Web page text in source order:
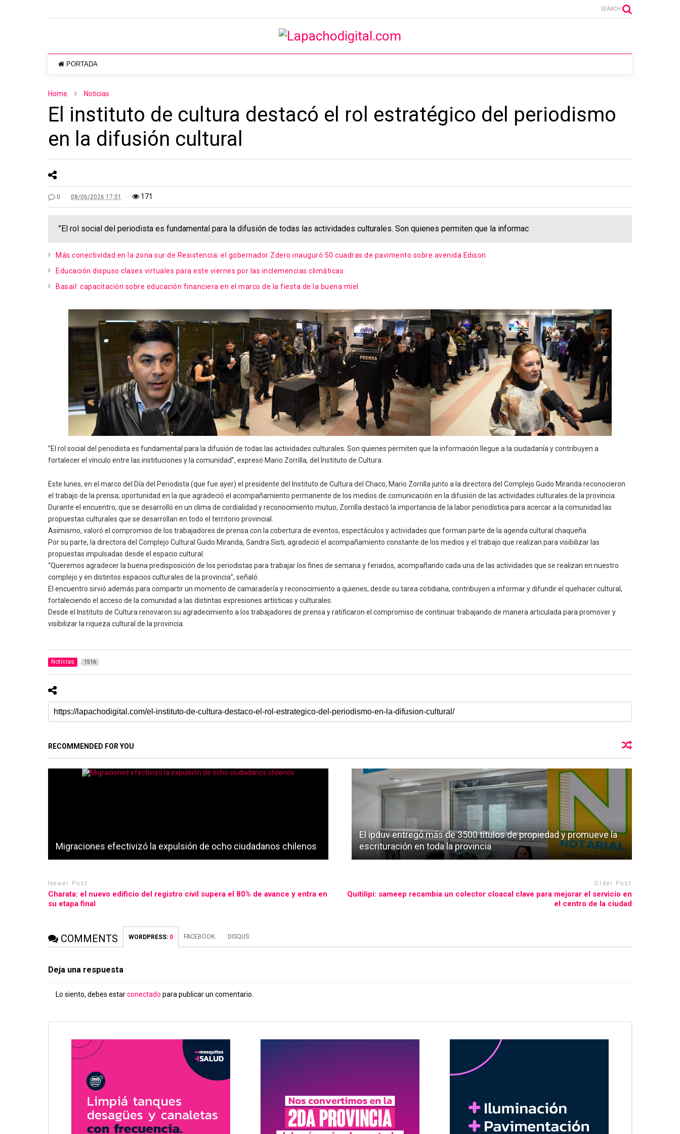
SEARCH
PORTADA
Home Noticias
El instituto de cultura destacó el rol estratégico del periodismo
en la difusión cultural
0 08/06/2026 17:01 171
”El rol social del periodista es fundamental para la difusión de todas las actividades culturales. Son quienes permiten que la informac
Más conectividad en la zona sur de Resistencia: el gobernador Zdero inauguró 50 cuadras de pavimento sobre avenida Edison
Educación dispuso clases virtuales para este viernes por las inclemencias climáticas
Basail: capacitación sobre educación financiera en el marco de la fiesta de la buena miel
”El rol social del periodista es fundamental para la difusión de todas las actividades culturales. Son quienes permiten que la información llegue a la ciudadanía y contribuyen a
fortalecer el vínculo entre las instituciones y la comunidad”, expresó Mario Zorrilla, del Instituto de Cultura.
Este lunes, en el marco del Día del Periodista (que fue ayer) el presidente del Instituto de Cultura del Chaco, Mario Zorrilla junto a la directora del Complejo Guido Miranda reconocieron
el trabajo de la prensa; oportunidad en la que agradeció el acompañamiento permanente de los medios de comunicación en la difusión de las actividades culturales de la provincia.
Durante el encuentro, que se desarrolló en un clima de cordialidad y reconocimiento mutuo, Zorrilla destacó la importancia de la labor periodística para acercar a la comunidad las
propuestas culturales que se desarrollan en todo el territorio provincial.
Asimismo, valoró el compromiso de los trabajadores de prensa con la cobertura de eventos, espectáculos y actividades que forman parte de la agenda cultural chaqueña.
Por su parte, la directora del Complejo Cultural Guido Miranda, Sandra Sisti, agradeció el acompañamiento constante de los medios y el trabajo que realizan para visibilizar las
propuestas impulsadas desde el espacio cultural.
“Queremos agradecer la buena predisposición de los periodistas para trabajar los fines de semana y feriados, acompañando cada una de las actividades que se realizan en nuestro
complejo y en distintos espacios culturales de la provincia”, señaló.
El encuentro sirvió además para compartir un momento de camaradería y reconocimiento a quienes, desde su tarea cotidiana, contribuyen a informar y difundir el quehacer cultural,
fortaleciendo el acceso de la comunidad a las distintas expresiones artísticas y culturales.
Desde el Instituto de Cultura renovaron su agradecimiento a los trabajadores de prensa y ratificaron el compromiso de continuar trabajando de manera articulada para promover y
visibilizar la riqueza cultural de la provincia.
Noticias 1516
RECOMMENDED FOR YOU
Migraciones efectivizó la expulsión de ocho ciudadanos chilenos
El ipduv entregó más de 3500 títulos de propiedad y promueve la
escrituración en toda la provincia
Newer Post
Charata: el nuevo edificio del registro civil supera el 80% de avance y entra en
su etapa final
Older Post
Quitilipi: sameep recambia un colector cloacal clave para mejorar el servicio en
el centro de la ciudad
COMMENTS WORDPRESS: 0 FACEBOOK: DISQUS:
Deja una respuesta
Lo siento, debes estarconectado para publicar un comentario.